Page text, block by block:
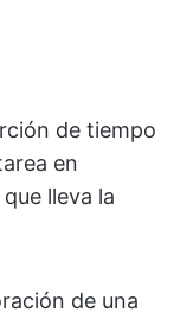
de tiempo
en
lleva la
de una